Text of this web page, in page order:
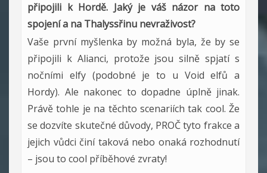
připojili k Hordě. Jaký je váš názor na toto
spojení a na Thalyssřinu nevraživost?
Vaše první myšlenka by možná byla, že by se
připojili k Alianci, protože jsou silně spjatí s
nočními elfy (podobné je to u Void elfů a
Hordy). Ale nakonec to dopadne úplně jinak.
Právě tohle je na těchto scenariích tak cool. Že
se dozvíte skutečné důvody, PROČ tyto frakce a
jejich vůdci činí taková nebo onaká rozhodnutí
– jsou to cool příběhové zvraty!